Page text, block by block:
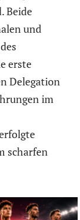
Beide
und
des
erste
Delegation
im
scharfen